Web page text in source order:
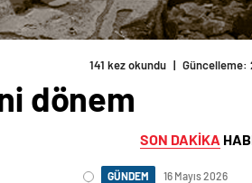
141 kez okundu | Güncelleme:
dönem
SON DAKİKA
GÜNDEM 16 Mayıs 2026